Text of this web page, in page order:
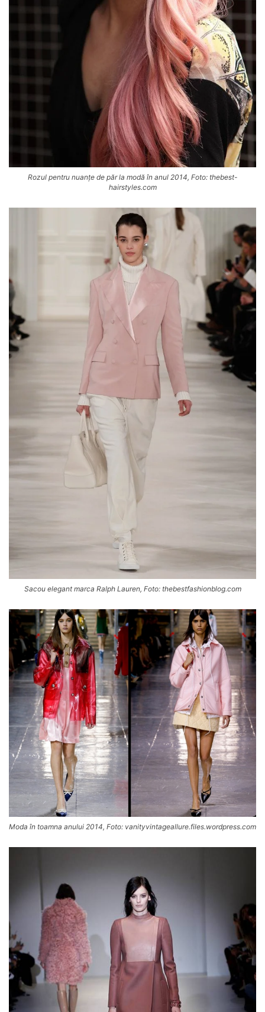
Rozul pentru nuanțe de păr la modă în anul 2014, Foto: thebest-
hairstyles.com
Sacou elegant marca Ralph Lauren, Foto: thebestfashionblog.com
Moda în toamna anului 2014, Foto: vanityvintageallure.files.wordpress.com